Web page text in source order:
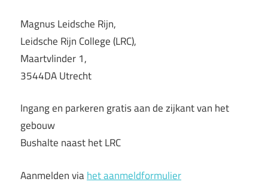
Magnus Leidsche Rijn,
Leidsche Rijn College (LRC),
Maartvlinder 1,
3544DA Utrecht
Ingang en parkeren gratis aan de zijkant van het
gebouw
Bushalte naast het LRC
Aanmelden viahet aanmeldformulier